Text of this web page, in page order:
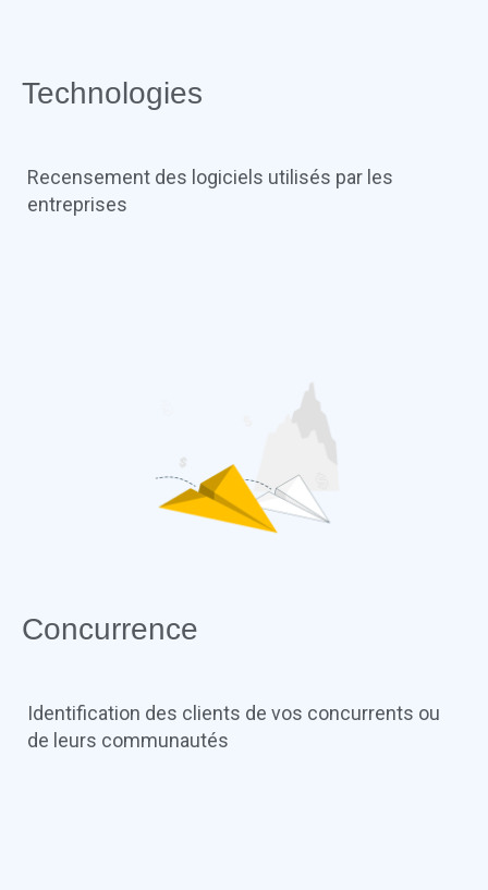
Technologies
Recensement des logiciels utilisés par les
entreprises
Concurrence
Identification des clients de vos concurrents ou
de leurs communautés